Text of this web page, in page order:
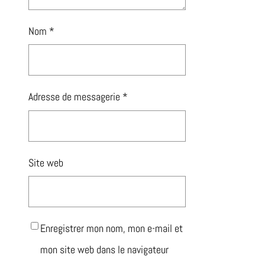
Nom *
Adresse de messagerie *
Site web
Enregistrer mon nom, mon e-mail et
mon site web dans le navigateur